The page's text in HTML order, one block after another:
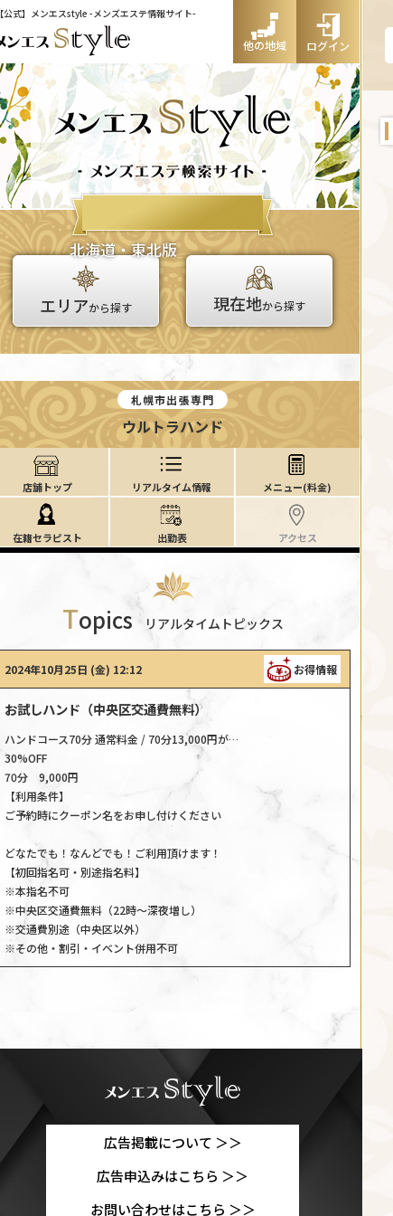
【公式】メンエスstyle -メンズエステ情報サイト-
他の地域 ログイン
北海道・東北版
エリアから探す 現在地から探す
札幌市出張専門
ウルトラハンド
店舗トップ リアルタイム情報 メニュー(料金)
在籍セラピスト 出勤表 アクセス
Topics リアルタイムトピックス
2024年10月25日 (金) 12:12 お得情報
お試しハンド（中央区交通費無料）
ハンドコース70分 通常料金 / 70分13,000円が…
30%OFF
70分 9,000円
【利用条件】
ご予約時にクーポン名をお申し付けください
どなたでも！なんどでも！ご利用頂けます！
【初回指名可・別途指名料】
※本指名不可
※中央区交通費無料（22時～深夜増し）
※交通費別途（中央区以外）
※その他・割引・イベント併用不可
広告掲載について ＞＞
広告申込みはこちら ＞＞
お問い合わせはこちら ＞＞